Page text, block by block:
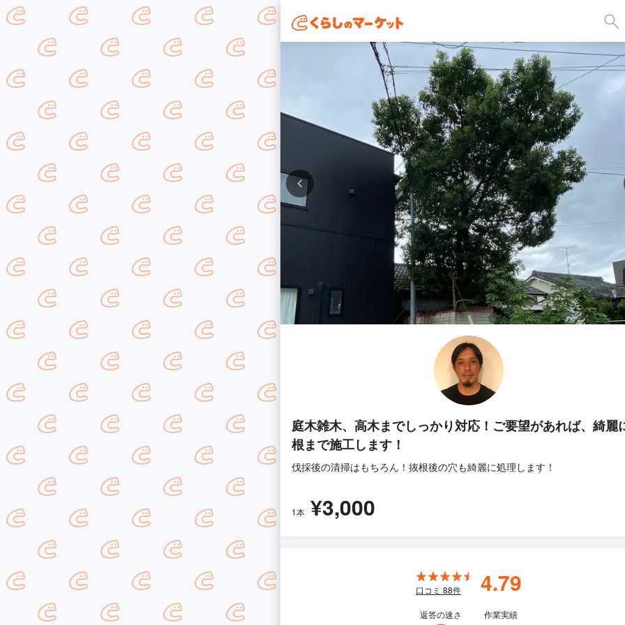
庭木雑木、高木までしっかり対応！ご要望があれば、綺麗
根まで施工します！
伐採後の清掃はもちろん！抜根後の穴も綺麗に処理します！
1本 ¥3,000
口コミ 88件 4.79
返答の速さ 作業実績